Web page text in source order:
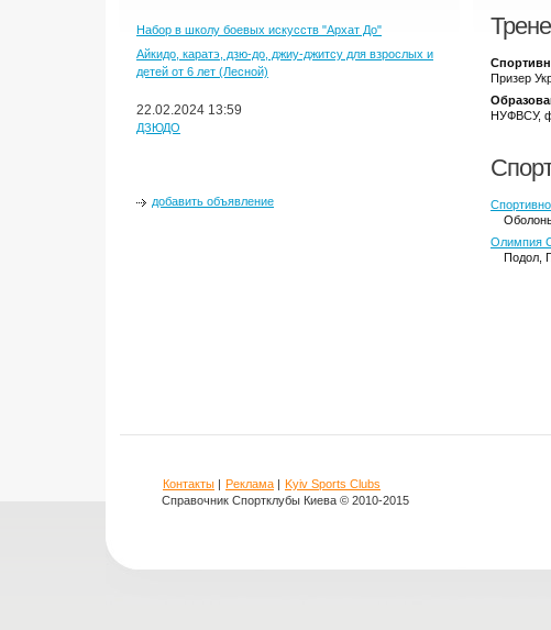
Набор в школу боевых искусств "Архат До"
Айкидо, каратэ, дзю-до, джиу-джитсу для взрослых и
детей от 6 лет (Лесной)
22.02.2024 13:59
ДЗЮДО
добавить объявление
Призер
НУФВСУ,
Олимпия
Подол ,
Контакты | Реклама | Kyiv Sports Clubs
Справочник Спортклубы Киева © 2010-2015